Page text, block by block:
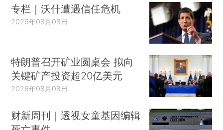
专栏｜沃什遭遇信任危机
2026年08月08日
特朗普召开矿业圆桌会 拟向
关键矿产投资超20亿美元
2026年08月08日
财新周刊｜透视女童基因编辑